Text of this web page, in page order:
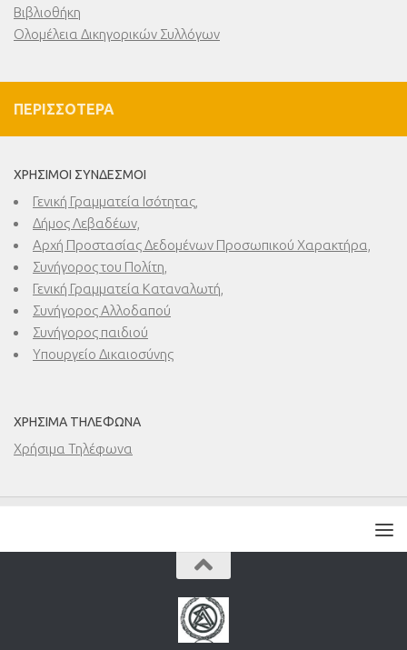
Βιβλιοθήκη
Ολομέλεια Δικηγορικών Συλλόγων
ΠΕΡΙΣΣΌΤΕΡΑ
ΧΡΉΣΙΜΟΙ ΣΎΝΔΕΣΜΟΙ
Γενική Γραμματεία Ισότητας,
Δήμος Λεβαδέων,
Αρχή Προστασίας Δεδομένων Προσωπικού Χαρακτήρα,
Συνήγορος του Πολίτη,
Γενική Γραμματεία Καταναλωτή,
Συνήγορος Αλλοδαπού
Συνήγορος παιδιού
Υπουργείο Δικαιοσύνης
ΧΡΉΣΙΜΑ ΤΗΛΈΦΩΝΑ
Χρήσιμα Τηλέφωνα